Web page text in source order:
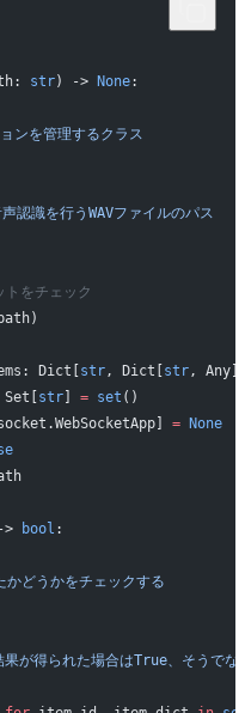
str) -> None:
ンを管理するクラス
識を行うWAVファイルのパス
をチェック
Dict[str, Dict[str,
Set[str] = set ()
= None
bool :
どうかをチェックする
が得られた場合はTrue、そうでな